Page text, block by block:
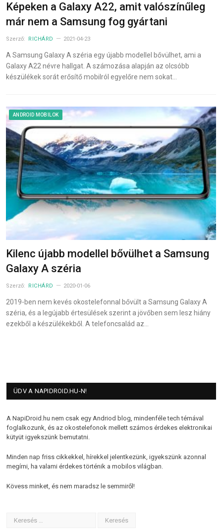
Képeken a Galaxy A22, amit valószínűleg
már nem a Samsung fog gyártani
Szerző: RICHÁRD 2021-04-23
A Samsung Galaxy A széria egy újabb modellel bővülhet, ami a
Galaxy A22 névre hallgat. A számozása alapján az olcsóbb
készülékek sorát erősítő mobilról egyelőre nem sokat…
ANDROID MOBILOK
Kilenc újabb modellel bővülhet a Samsung
Galaxy A széria
Szerző: RICHÁRD 2020-01-06
2019-ben nem kevés okostelefonnal bővült a Samsung Galaxy A
széria, és a legújabb értesülések szerint a jövőben sem lesz hiány
ezekből a készülékekből. A telefoncsalád az…
ÜDV A NAPIDROID.HU-N!
A NapiDroid.hu nem csak egy Andriod blog, mindenféle tech témával
foglalkozunk, és az okostelefonok mellett számos érdekes elektronikai
kütyüt igyekszünk bemutatni.
Minden nap friss cikkekkel, hírekkel jelentkezünk, igyekszünk azonnal
megírni, ha valami érdekes történik a mobilos világban.
Kövess minket, és nem maradsz le semmiről!